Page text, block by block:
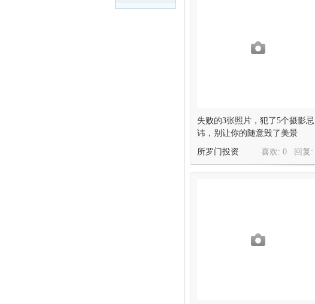
务
失败的3张照片，犯了5个摄影忌
讳，别让你的随意毁了美景
喜欢: 0 回复:
所罗门投资